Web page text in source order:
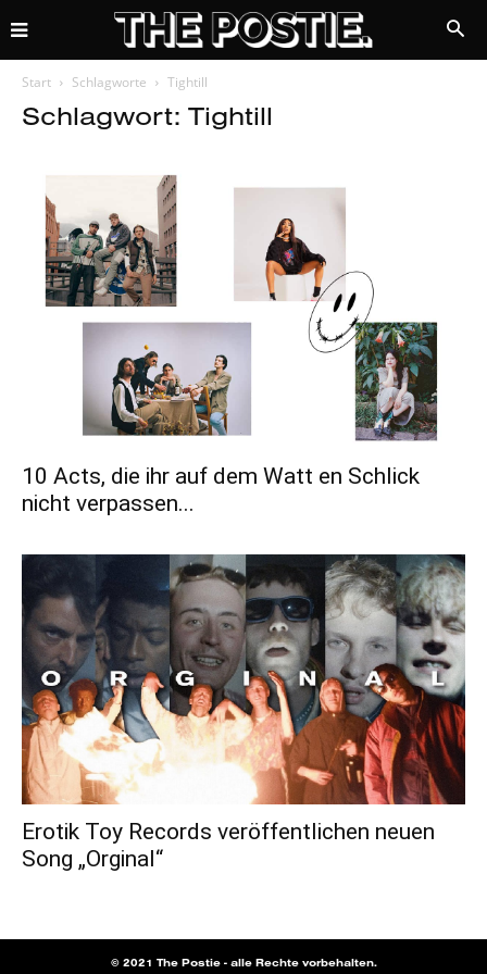
Start Schlagworte Tightill
Schlagwort: Tightill
10 Acts, die ihr auf dem Watt en Schlick
nicht verpassen...
Erotik Toy Records veröffentlichen neuen
Song „Orginal“
© 2021 The Postie - alle Rechte vorbehalten.